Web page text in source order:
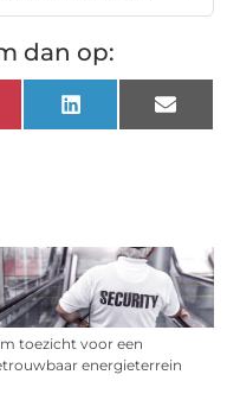
toezicht voor een
energieterrein
dan op:
LinkedIn Email